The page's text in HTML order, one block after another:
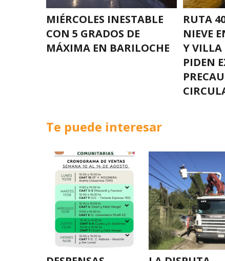
MIÉRCOLES INESTABLE
CON 5 GRADOS DE
MÁXIMA EN BARILOCHE
RUTA
NIEVE
Y VILLA
PIDEN
Te puede interesar